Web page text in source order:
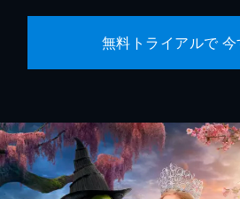
無料トライアルで